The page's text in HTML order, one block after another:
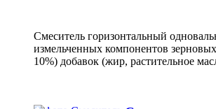
Смеситель горизонтальный
измельченных компонентов
10%) добавок (жир, растительное